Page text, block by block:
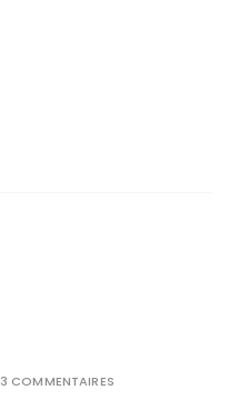
3 COMMENTAIRES